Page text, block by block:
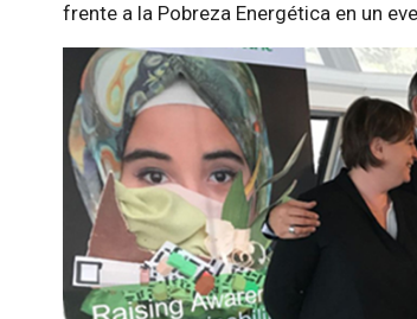
frente a la Pobreza Energética en un